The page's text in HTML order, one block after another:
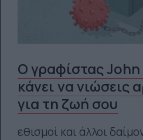
Ο γραφίστας
κάνει να νιώσεις
για τη ζωή σου
εθισμοί και άλλοι